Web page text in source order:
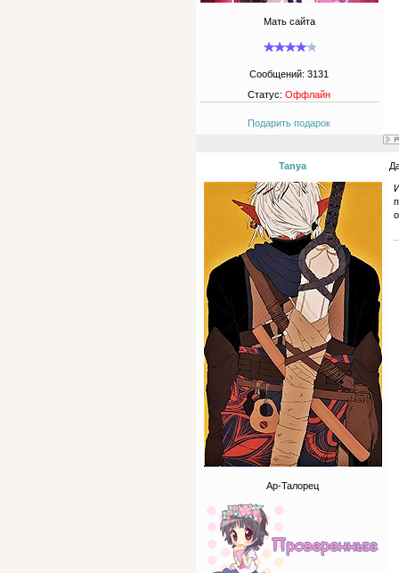
Мать сайта
Сообщений:3131
Статус:Оффлайн
Подарить подарок
Tanya
Ар-Талорец